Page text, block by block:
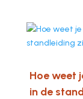
Hoe weet
in de